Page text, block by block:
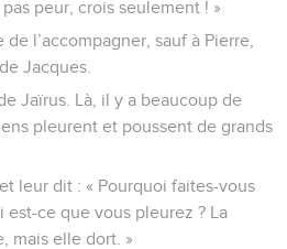
peur, crois seulement ! »
l’accompagner, sauf à Pierre,
Jacques.
Jaïrus. Là, il y a beaucoup de
pleurent et poussent de grands
leur dit : « Pourquoi faites-vous
ce que vous pleurez ? La
mais elle dort. »